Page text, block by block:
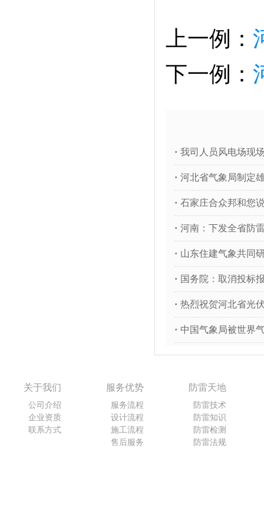
上一例：
下一例：
· 我司人员风电场现
· 河北省气象局制定
· 石家庄合众邦和您
· 河南：下发全省防
· 山东住建气象共同
· 国务院：取消投标
· 热烈祝贺河北省光
· 中国气象局被世界
关于我们
公司介绍
企业资质
联系方式
服务优势
服务流程
设计流程
施工流程
售后服务
防雷天地
防雷技术
防雷知识
防雷检测
防雷法规